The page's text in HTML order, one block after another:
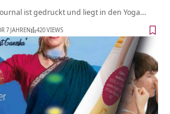
ist gedruckt und liegt in den Yoga…
7 JAHREN 420 VIEWS